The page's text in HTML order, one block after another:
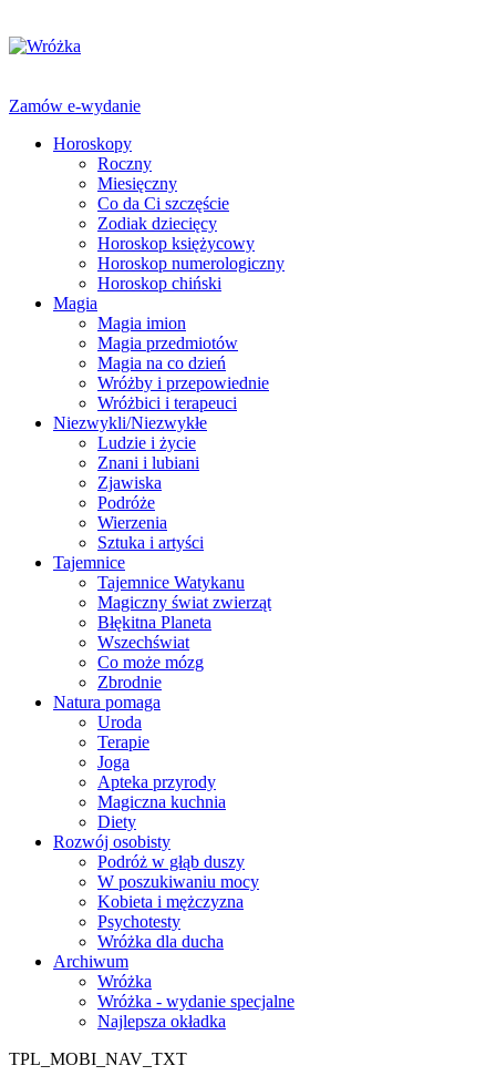
Zamów e-wydanie
Horoskopy
Roczny
Miesięczny
Co da Ci szczęście
Zodiak dziecięcy
Horoskop księżycowy
Horoskop numerologiczny
Horoskop chiński
Magia
Magia imion
Magia przedmiotów
Magia na co dzień
Wróżby i przepowiednie
Wróżbici i terapeuci
Niezwykli/Niezwykłe
Ludzie i życie
Znani i lubiani
Zjawiska
Podróże
Wierzenia
Sztuka i artyści
Tajemnice
Tajemnice Watykanu
Magiczny świat zwierząt
Błękitna Planeta
Wszechświat
Co może mózg
Zbrodnie
Natura pomaga
Uroda
Terapie
Joga
Apteka przyrody
Magiczna kuchnia
Diety
Rozwój osobisty
Podróż w głąb duszy
W poszukiwaniu mocy
Kobieta i mężczyzna
Psychotesty
Wróżka dla ducha
Archiwum
Wróżka
Wróżka - wydanie specjalne
Najlepsza okładka
TPL_MOBI_NAV_TXT